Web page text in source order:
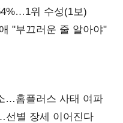
위 수성(1보)
"부끄러운 줄 알아야"
…홈플러스 사태 여파
선별 장세 이어진다